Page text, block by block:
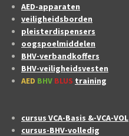
AED-apparaten
veiligheidsborden
pleisterdispensers
oogspoelmiddelen
BHV-verbandkoffers
BHV-veiligheidsvesten
AED BHV BLUS training
cursus VCA-Basis &-VCA-VOL
cursus-BHV-volledig